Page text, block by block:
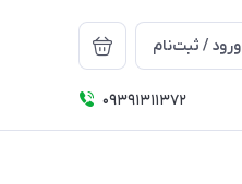
ورود / ثبت‌نام
09391311372